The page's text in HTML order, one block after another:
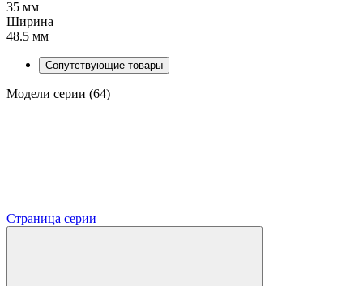
35 мм
Ширина
48.5 мм
Сопутствующие товары
Модели серии (64)
Страница серии